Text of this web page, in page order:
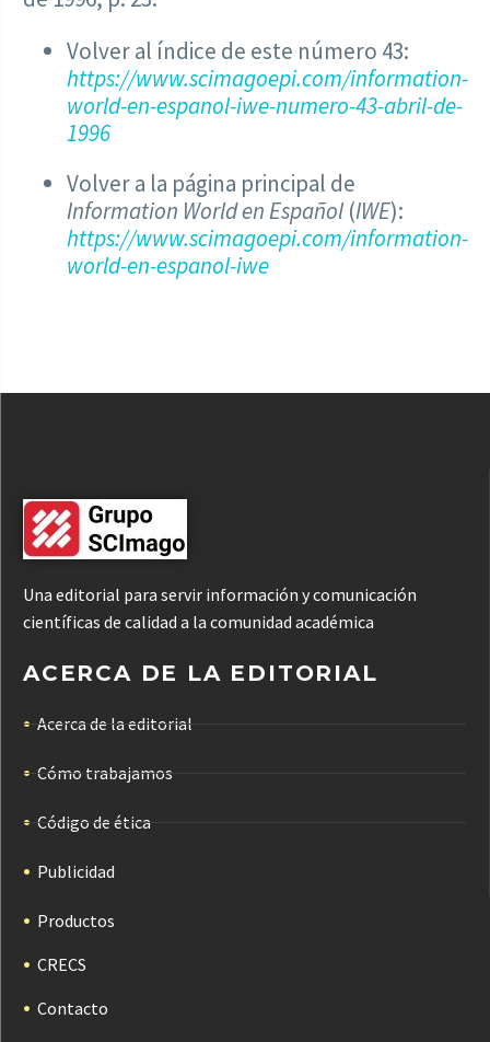
Volver al índice de este número 43:
https://www.scimagoepi.com/information-
world-en-espanol-iwe-numero-43-abril-de-
1996
Volver a la página principal de
Information World en Español (IWE):
https://www.scimagoepi.com/information-
world-en-espanol-iwe
Una editorial para servir información y comunicación
científicas de calidad a la comunidad académica
ACERCA DE LA EDITORIAL
Acerca de la editorial
Cómo trabajamos
Código de ética
Publicidad
Productos
CRECS
Contacto